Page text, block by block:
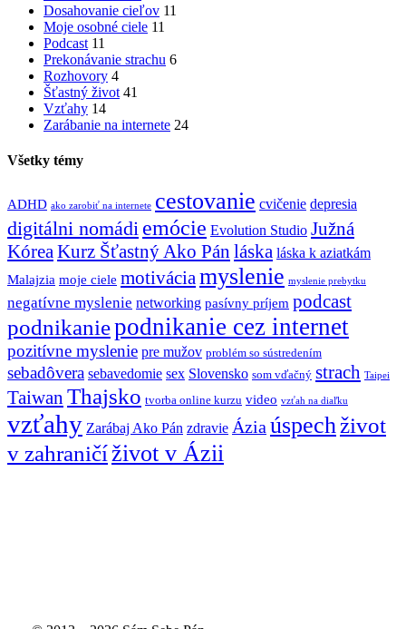
Dosahovanie cieľov 11
Moje osobné ciele 11
Podcast 11
Prekonávanie strachu 6
Rozhovory 4
Šťastný život 41
Vzťahy 14
Zarábanie na internete 24
Všetky témy
ADHD ako zarobiť na internete cestovanie cvičenie depresia
digitálni nomádi emócie Evolution Studio Južná
KóreaKurz Šťastný Ako Pán láska láska k aziatkám
Malajzia moje ciele motivácia myslenie myslenie prebytku
negatívne myslenie networking pasívny príjem podcast
podnikaniepodnikanie cez internet
pozitívne myslenie pre mužov problém so sústredením
sebadôvera sebavedomie sex Slovensko som vďačný strach Taipei
Taiwan Thajsko tvorba online kurzu video vzťah na diaľku
vzťahy Zarábaj Ako Pán zdravie Ázia úspechživot
v zahraničíživot v Ázii